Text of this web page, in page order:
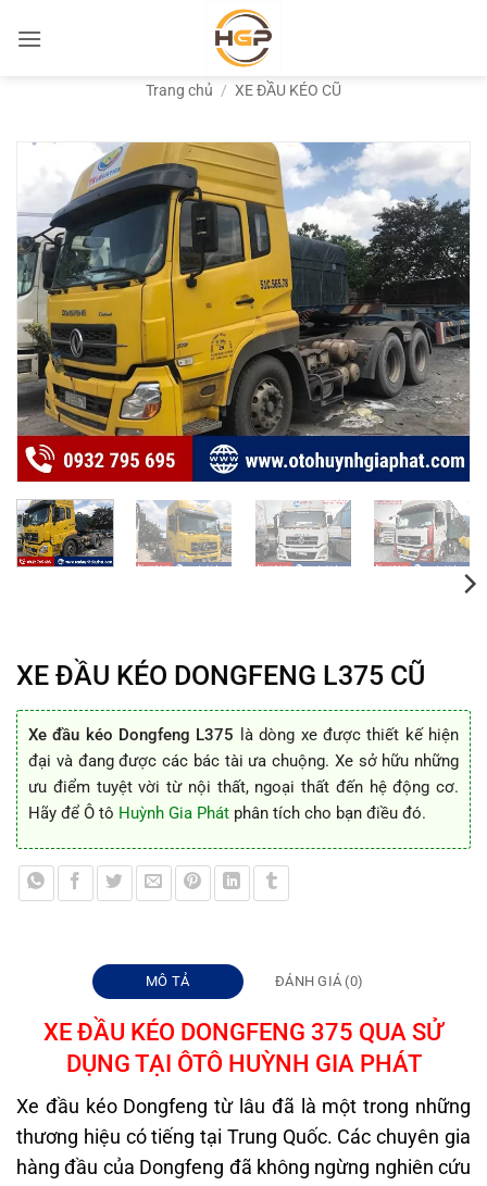
qua
Trang chủ / XE ĐẦU KÉO CŨ
XE ĐẦU KÉO DONGFENG L375 CŨ
Xe đầu kéo Dongfeng L375 là dòng xe được thiết kế hiện
đại và đang được các bác tài ưa chuộng. Xe sở hữu những
ưu điểm tuyệt vời từ nội thất, ngoại thất đến hệ động cơ.
Hãy để Ô tô Huỳnh Gia Phát phân tích cho bạn điều đó.
MÔ TẢ ĐÁNH GIÁ (0)
XE ĐẦU KÉO DONGFENG 375 QUA SỬ
DỤNG TẠI ÔTÔ HUỲNH GIA PHÁT
Xe đầu kéo Dongfeng từ lâu đã là một trong những
thương hiệu có tiếng tại Trung Quốc. Các chuyên gia
hàng đầu của Dongfeng đã không ngừng nghiên cứu